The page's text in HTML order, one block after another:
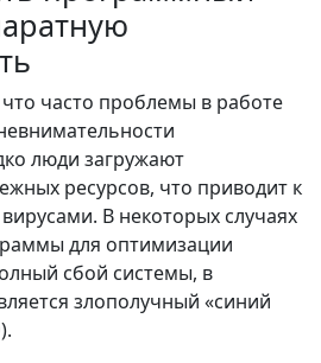
часто проблемы в работе
люди загружают
ресурсов, что приводит к
В некоторых случаях
для оптимизации
сбой системы, в
злополучный «синий